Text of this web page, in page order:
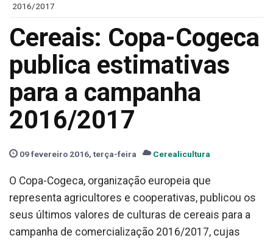
2016/2017
Cereais: Copa-Cogeca
publica estimativas
para a campanha
2016/2017
09 fevereiro 2016, terça-feira Cerealicultura
O Copa-Cogeca, organização europeia que
representa agricultores e cooperativas, publicou os
seus últimos valores de culturas de cereais para a
campanha de comercialização 2016/2017, cujas